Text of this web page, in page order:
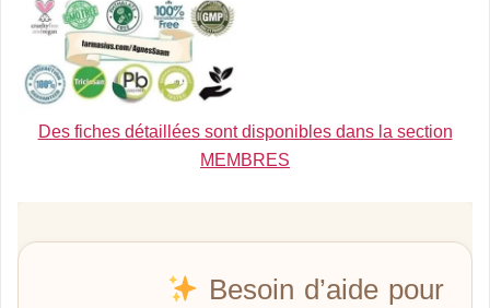
Des fiches détaillées sont disponibles dans la section
MEMBRES
Besoin d’aide pour